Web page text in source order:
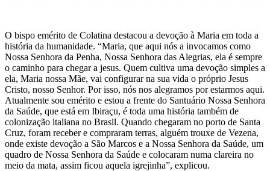
O bispo emérito de Colatina destacou a devoção à Maria em toda a
história da humanidade. “Maria, que aqui nós a invocamos como
Nossa Senhora da Penha, Nossa Senhora das Alegrias, ela é sempre
o caminho para chegar a jesus. Quem cultiva uma devoção simples a
ela, Maria nossa Mãe, vai configurar na sua vida o próprio Jesus
Cristo, nosso Senhor. Por isso, nós nos alegramos por estarmos aqui.
Atualmente sou emérito e estou a frente do Santuário Nossa Senhora
da Saúde, que está em Ibiraçu, é toda uma história também de
colonização italiana no Brasil. Quando chegaram no porto de Santa
Cruz, foram receber e compraram terras, alguém trouxe de Vezena,
onde existe devoção a São Marcos e a Nossa Senhora da Saúde, um
quadro de Nossa Senhora da Saúde e colocaram numa clareira no
meio da mata, assim ficou aquela igrejinha”, explicou.